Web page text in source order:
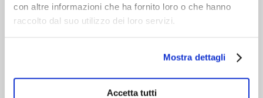
con altre informazioni che ha fornito loro o che hanno
raccolto dal suo utilizzo dei loro servizi.
Mostra dettagli
Accetta tutti